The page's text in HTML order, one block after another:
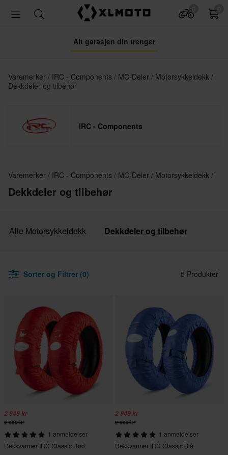
Alt garasjen din trenger
Varemerker IRC - Components MC-Deler
Motorsykkeldekk
Dekkdeler og tilbehør
IRC - Components
Varemerker IRC - Components MC-Deler Motorsykkeldekk
Dekkdeler og tilbehør
Alle Motorsykkeldekk Dekkdeler og tilbehør
Sorter og Filtrer (0) 5 Produkter
2 949 kr
2 999 kr
1 anmeldelser
Dekkvarmer IRC Classic Rød
2 949 kr
2 999 kr
1 anmeldelser
Dekkvarmer IRC Classic Blå